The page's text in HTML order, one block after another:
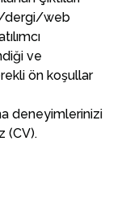
dergi/web
ve
ön koşullar
deneyimlerinizi
(CV).